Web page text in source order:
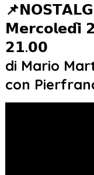
𝗠𝗲𝗿𝗰𝗼𝗹𝗲𝗱𝗶̀
𝟮𝟭.𝟬𝟬
di Mario
con